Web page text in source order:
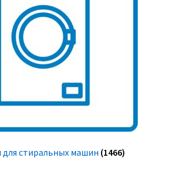
для стиральных машин (1466)